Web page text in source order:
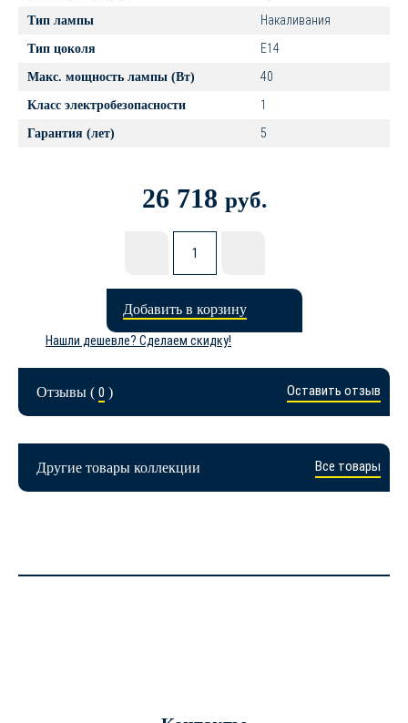
Тип лампы Накаливания
Тип цоколя E14
Макс. мощность лампы (Вт) 40
Класс электробезопасности 1
Гарантия (лет) 5
26 718 руб.
Добавить в корзину
Нашли дешевле? Сделаем скидку!
Отзывы ( 0 ) Оставить отзыв
Другие товары коллекции Все товары